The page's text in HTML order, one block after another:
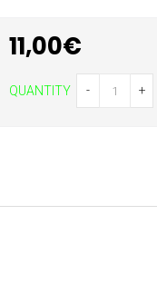
11,00€
QUANTITY - +